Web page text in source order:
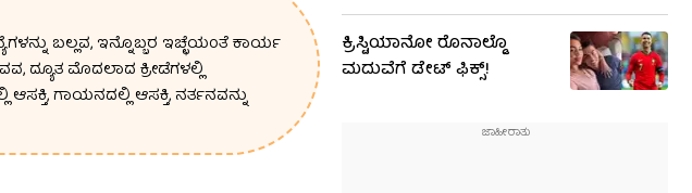
ಬಲ್ಲವ, ಇನ್ನೊಬ್ಬರ ಇಚ್ಛೆಯಂತೆ ಕಾರ್ಯ
ದ್ಯೂತ ಮೊದಲಾದ ಕ್ರೀಡೆಗಳಲ್ಲಿ
ಗಾಯನದಲ್ಲಿ ಆಸಕ್ತಿ, ನರ್ತನವನ್ನು
ಕ್ರಿಸ್ಟಿಯಾನೋ ರೊನಾಲ್ಡೊ
ಮದುವೆಗೆ ಡೇಟ್ ಫಿಕ್ಸ್​!